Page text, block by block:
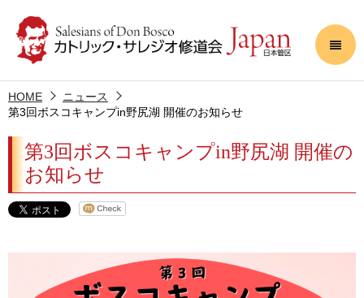
HOME
ニュース
第3回ボスコキャンプin野尻湖 開催のお知らせ
第3回ボスコキャンプin野尻湖 開催の
お知らせ